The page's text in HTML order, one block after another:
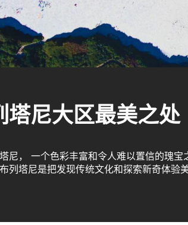
塔尼大区最美之处
尼， 一个色彩丰富和令人难以置信的瑰
列塔尼是把发现传统文化和探索新奇体验